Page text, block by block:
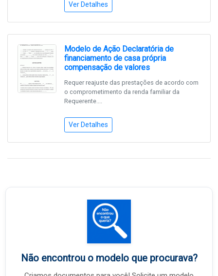
Ver Detalhes
Modelo de Ação Declaratória de
financiamento de casa própria
compensação de valores
Requer reajuste das prestações de acordo com
o comprometimento da renda familiar da
Requerente....
Ver Detalhes
Não encontrou o modelo que procurava?